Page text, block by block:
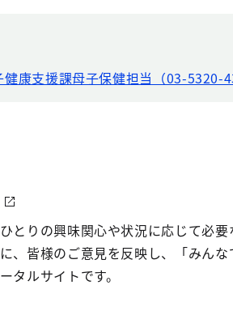
康支援課母子保健担当（03-5320-
とりの興味関心や状況に応じて必要
、皆様のご意見を反映し、「みん
タルサイトです。